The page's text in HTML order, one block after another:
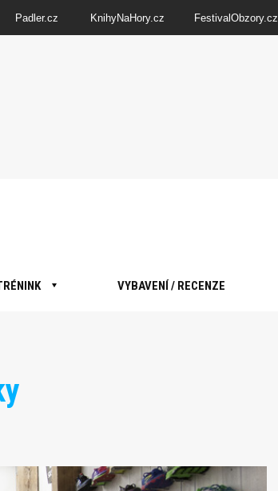
Padler.cz KnihyNaHory.cz FestivalObzory.cz
VYBAVENÍ / RECENZE